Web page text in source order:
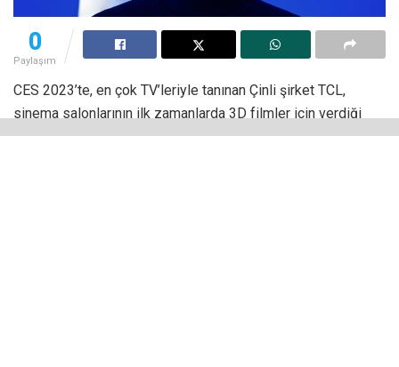
0
Paylaşım
CES 2023’te, en çok TV’leriyle tanınan Çinli şirket TCL,
sinema salonlarının ilk zamanlarda 3D filmler için verdiği
gözlükleri anımsatan kalın siyah çerçeveli bir çift artırılmış